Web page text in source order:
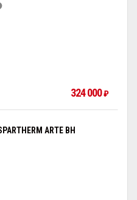
324 000₽
ARTE BH